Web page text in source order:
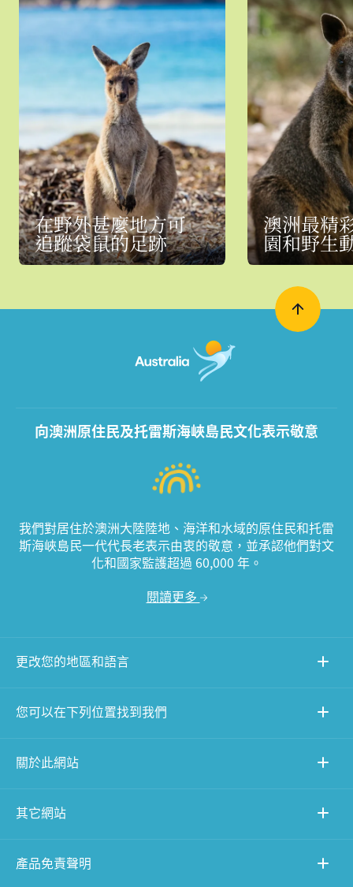
在野外甚麼地方可
追蹤袋鼠的足跡
澳洲最精
園和野生
向澳洲原住民及托雷斯海峽島民文化表示敬意
我們對居住於澳洲大陸陸地、海洋和水域的原住民和托雷
斯海峽島民一代代長老表示由衷的敬意，並承認他們對文
化和國家監護超過 60,000 年。
閱讀更多
更改您的地區和語言
您可以在下列位置找到我們
關於此網站
其它網站
產品免責聲明